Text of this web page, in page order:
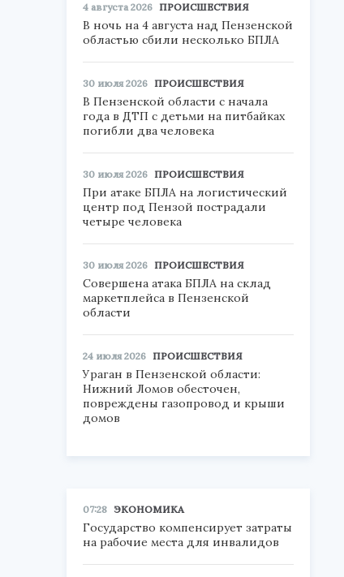
4 августа 2026 ПРОИСШЕСТВИЯ
В ночь на 4 августа над Пензенской
областью сбили несколько БПЛА
30 июля 2026 ПРОИСШЕСТВИЯ
В Пензенской области с начала
года в ДТП с детьми на питбайках
погибли два человека
30 июля 2026 ПРОИСШЕСТВИЯ
При атаке БПЛА на логистический
центр под Пензой пострадали
четыре человека
30 июля 2026 ПРОИСШЕСТВИЯ
Совершена атака БПЛА на склад
маркетплейса в Пензенской
области
24 июля 2026 ПРОИСШЕСТВИЯ
Ураган в Пензенской области:
Нижний Ломов обесточен,
повреждены газопровод и крыши
домов
07:28 ЭКОНОМИКА
Государство компенсирует затраты
на рабочие места для инвалидов